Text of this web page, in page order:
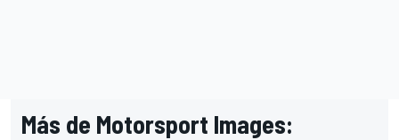
Más de Motorsport Images: